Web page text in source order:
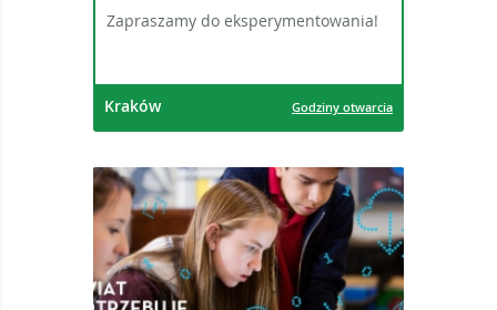
Zapraszamy do eksperymentowania!
Kraków Godziny otwarcia